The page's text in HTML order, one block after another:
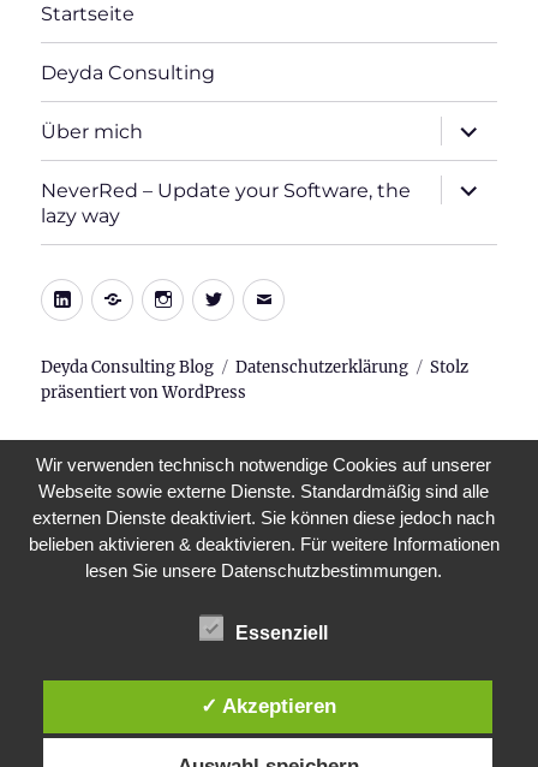
Startseite
Deyda Consulting
Über mich
öffnen
NeverRed – Update your Software, the
lazy way
öffnen
LinkedIn
Xing Instagram
TwitterE-
Deyda Consulting Blog Datenschutzerklärung
Stolz
präsentiert von WordPress
Wir verwenden technisch notwendige Cookies auf unserer
Webseite sowie externe Dienste. Standardmäßig sind alle
externen Dienste deaktiviert. Sie können diese jedoch nach
belieben aktivieren & deaktivieren. Für weitere Informationen
lesen Sie unsere Datenschutzbestimmungen.
Essenziell
✓ Akzeptieren